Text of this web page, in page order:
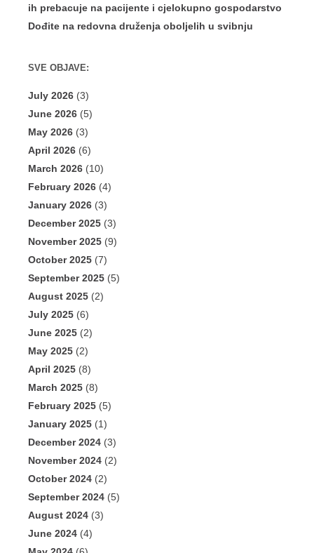
ih prebacuje na pacijente i cjelokupno gospodarstvo
Dođite na redovna druženja oboljelih u svibnju
SVE OBJAVE:
July 2026 (3)
June 2026 (5)
May 2026 (3)
April 2026 (6)
March 2026 (10)
February 2026 (4)
January 2026 (3)
December 2025 (3)
November 2025 (9)
October 2025 (7)
September 2025 (5)
August 2025 (2)
July 2025 (6)
June 2025 (2)
May 2025 (2)
April 2025 (8)
March 2025 (8)
February 2025 (5)
January 2025 (1)
December 2024 (3)
November 2024 (2)
October 2024 (2)
September 2024 (5)
August 2024 (3)
June 2024 (4)